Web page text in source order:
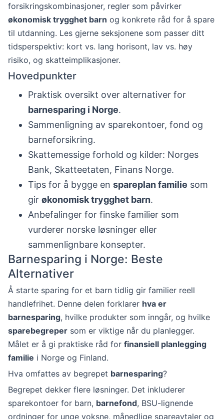
forsikringskombinasjoner, regler som påvirker
økonomisk trygghet barn og konkrete råd for å spare
til utdanning. Les gjerne seksjonene som passer ditt
tidsperspektiv: kort vs. lang horisont, lav vs. høy
risiko, og skatteimplikasjoner.
Hovedpunkter
Praktisk oversikt over alternativer for
barnesparing i Norge.
Sammenligning av sparekontoer, fond og
barneforsikring.
Skattemessige forhold og kilder: Norges
Bank, Skatteetaten, Finans Norge.
Tips for å bygge en spareplan familie som
gir økonomisk trygghet barn.
Anbefalinger for finske familier som
vurderer norske løsninger eller
sammenlignbare konsepter.
Barnesparing i Norge: Beste
Alternativer
Å starte sparing for et barn tidlig gir familier reell
handlefrihet. Denne delen forklarer hva er
barnesparing, hvilke produkter som inngår, og hvilke
sparebegreper som er viktige når du planlegger.
Målet er å gi praktiske råd for finansiell planlegging
familie i Norge og Finland.
Hva omfattes av begrepet barnesparing?
Begrepet dekker flere løsninger. Det inkluderer
sparekontoer for barn, barnefond, BSU-lignende
ordninger for unge voksne, månedlige spareavtaler og